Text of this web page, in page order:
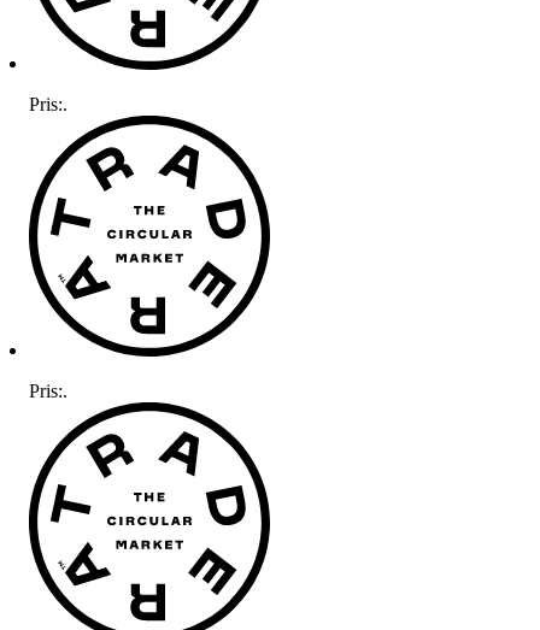
Pris:.
Pris:.